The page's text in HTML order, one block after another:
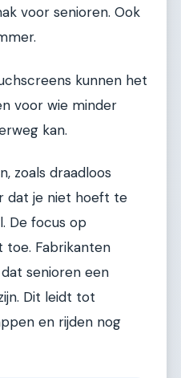
voor senioren. Ook
kunnen het
voor wie minder
kan.
zoals draadloos
dat je niet hoeft te
De focus op
toe. Fabrikanten
senioren een
Dit leidt tot
en rijden nog